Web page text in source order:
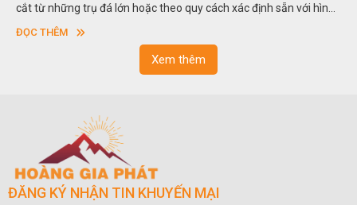
hình
trong các vườn cảnh. Hay nói một cách khác, người ta gọi là
sơn”. Nghệ thuật hòn non bộ nhằm phục vụ cho mục đích
ĐỌC THÊM
Xem thêm
ĐĂNG KÝ NHẬN TIN KHUYẾN MẠI